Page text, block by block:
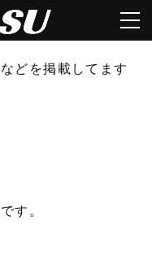
どを掲載してます
す。